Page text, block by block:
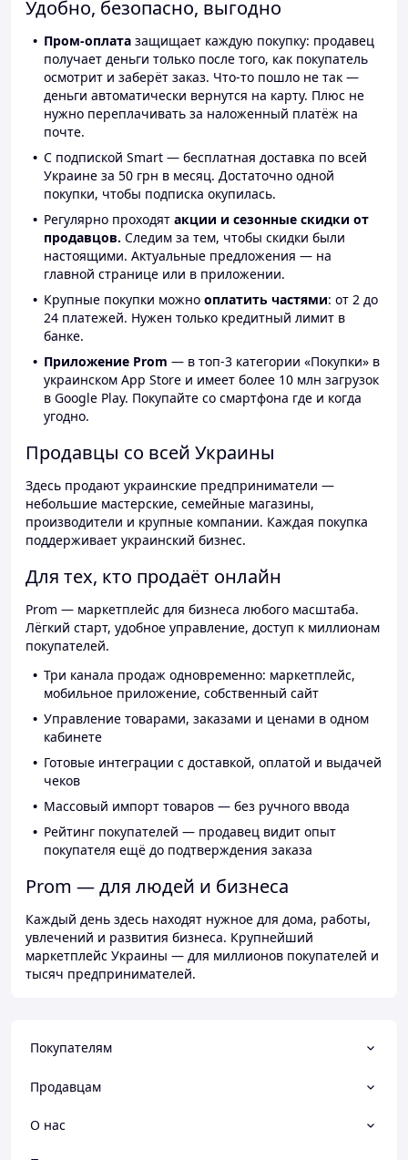
Удобно, безопасно, выгодно
Пром-оплата защищает каждую покупку: продавец
получает деньги только после того, как покупатель
осмотрит и заберёт заказ. Что-то пошло не так —
деньги автоматически вернутся на карту. Плюс не
нужно переплачивать за наложенный платёж на
почте.
С подпиской Smart — бесплатная доставка по всей
Украине за 50 грн в месяц. Достаточно одной
покупки, чтобы подписка окупилась.
Регулярно проходят акции и сезонные скидки от
продавцов. Следим за тем, чтобы скидки были
настоящими. Актуальные предложения — на
главной странице или в приложении.
Крупные покупки можно оплатить частями: от 2 до
24 платежей. Нужен только кредитный лимит в
банке.
Приложение Prom — в топ-3 категории «Покупки» в
украинском App Store и имеет более 10 млн загрузок
в Google Play. Покупайте со смартфона где и когда
угодно.
Продавцы со всей Украины
Здесь продают украинские предприниматели —
небольшие мастерские, семейные магазины,
производители и крупные компании. Каждая покупка
поддерживает украинский бизнес.
Для тех, кто продаёт онлайн
Prom — маркетплейс для бизнеса любого масштаба.
Лёгкий старт, удобное управление, доступ к миллионам
покупателей.
Три канала продаж одновременно: маркетплейс,
мобильное приложение, собственный сайт
Управление товарами, заказами и ценами в одном
кабинете
Готовые интеграции с доставкой, оплатой и выдачей
чеков
Массовый импорт товаров — без ручного ввода
Рейтинг покупателей — продавец видит опыт
покупателя ещё до подтверждения заказа
Prom — для людей и бизнеса
Каждый день здесь находят нужное для дома, работы,
увлечений и развития бизнеса. Крупнейший
маркетплейс Украины — для миллионов покупателей и
тысяч предпринимателей.
Покупателям
Продавцам
О нас